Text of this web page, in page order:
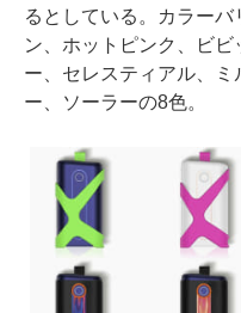
るとしている。カラー
ン、ホットピンク、ビ
ー、セレスティアル、
ー、ソーラーの8色。